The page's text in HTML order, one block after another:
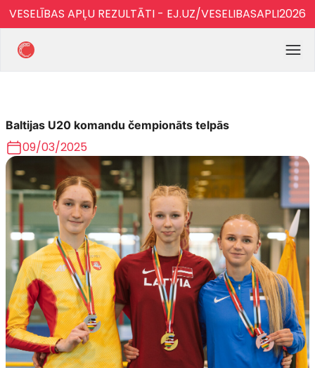
VESELĪBAS APĻU REZULTĀTI - EJ.UZ/VESELIBASAPLI2026
Baltijas U20 komandu čempionāts telpās
09/03/2025